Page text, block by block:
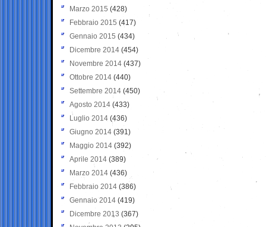
Marzo 2015 (428)
Febbraio 2015 (417)
Gennaio 2015 (434)
Dicembre 2014 (454)
Novembre 2014 (437)
Ottobre 2014 (440)
Settembre 2014 (450)
Agosto 2014 (433)
Luglio 2014 (436)
Giugno 2014 (391)
Maggio 2014 (392)
Aprile 2014 (389)
Marzo 2014 (436)
Febbraio 2014 (386)
Gennaio 2014 (419)
Dicembre 2013 (367)